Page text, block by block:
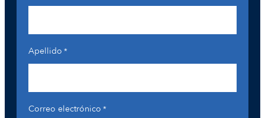
Apellido *
Correo electrónico *